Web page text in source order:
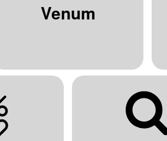
Venum